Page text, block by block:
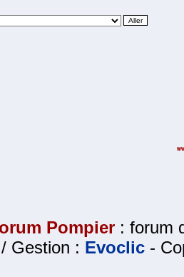
Pompier : forum
Gestion : Evoclic -